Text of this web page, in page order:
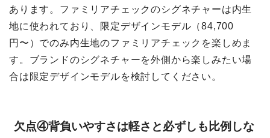
あります。ファミリアチェックのシグネチャーは内生
地に使われており、限定デザインモデル（84,700
円〜）でのみ内生地のファミリアチェックを楽しめま
す。ブランドのシグネチャーを外側から楽しみたい場
合は限定デザインモデルを検討してください。
欠点④背負いやすさは軽さと必ずしも比例しな